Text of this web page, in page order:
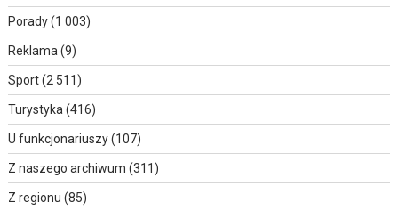
Porady(1 003)
Reklama (9)
Sport(2 511)
Turystyka (416)
U funkcjonariuszy(107)
Z naszego archiwum (311)
Z regionu (85)